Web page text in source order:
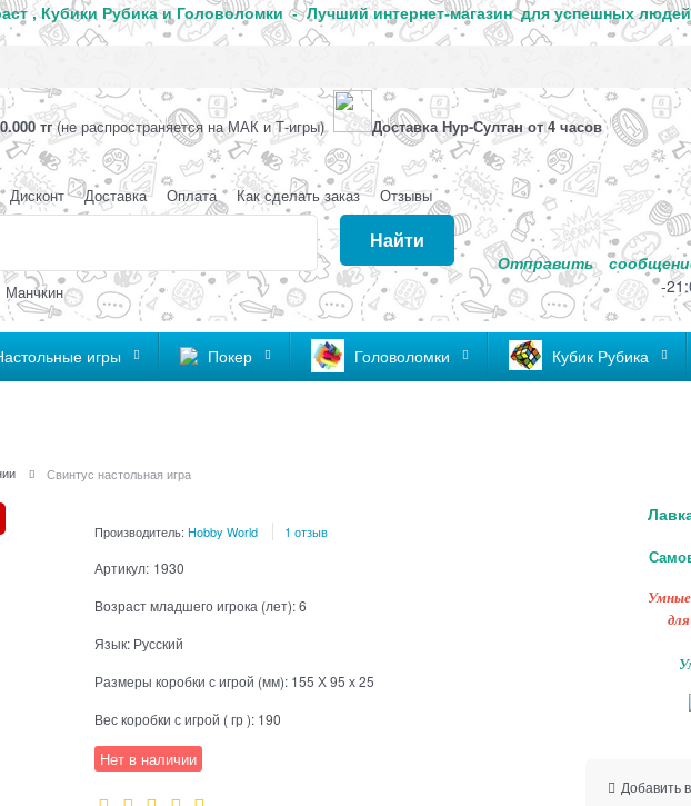
, Кубики Рубика и Головоломки - Лучший интернет-магазин для успешных
тг(не распространяется на МАК и Т-игры) Доставка Нур-Султан от 4 часов
Дисконт Доставка Оплата Как сделать заказ Отзывы
Найти
Манчкин
Отправить
-
игры Покер Головоломки Кубик Рубика
Свинтус настольная игра
Производитель: Hobby World 1 отзыв
Артикул: 1930
Возраст младшего игрока (лет):6
Язык: Русский
Размеры коробки с игрой (мм): 155 Х 95 х 25
Вес коробки с игрой ( гр ): 190
Нет в наличии
Добавить